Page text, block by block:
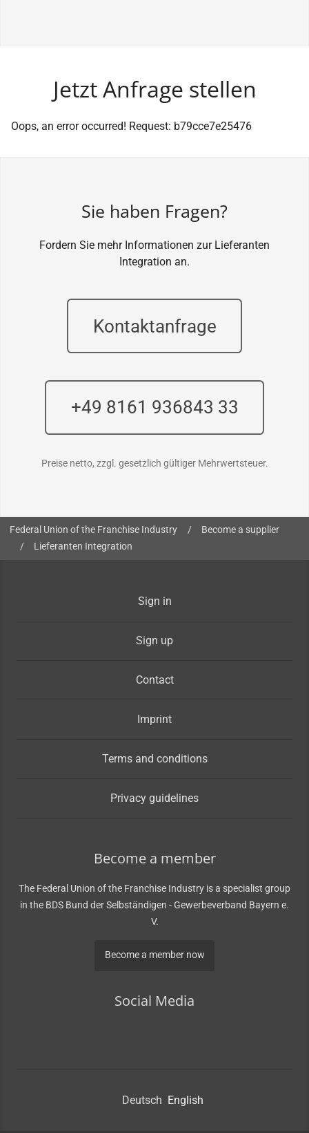
Jetzt Anfrage stellen
Oops, an error occurred! Request: b79cce7e25476
Sie haben Fragen?
Fordern Sie mehr Informationen zur Lieferanten
Integration an.
Kontaktanfrage
+49 8161 936843 33
Preise netto, zzgl. gesetzlich gültiger Mehrwertsteuer.
You are here:
Federal Union of the Franchise Industry /
Become a supplier
/
Lieferanten Integration
Sign in
Sign up
Contact
Imprint
Terms and conditions
Privacy guidelines
Become a member
The Federal Union of the Franchise Industry is a specialist group
in the BDS Bund der Selbständigen - Gewerbeverband Bayern e.
V.
Become a member now
Social Media
Deutsch English